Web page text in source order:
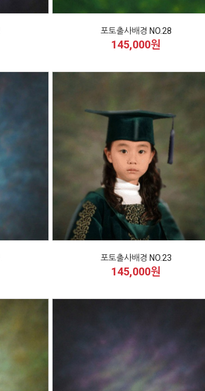
포토출사배경 NO.28
145,000원
포토출사배경 NO.23
145,000원